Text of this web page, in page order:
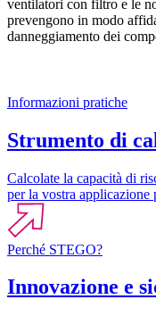
ventilatori con filtro e le
prevengono in modo
danneggiamento dei
Informazioni pratiche
Strumento di
Calcolate la capacità di
per la vostra
Perché STEGO?
Innovazione e